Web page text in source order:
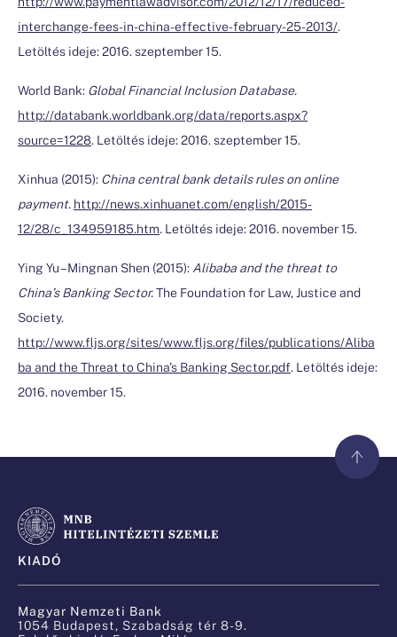
interchange-fees-in-china-effective-february-25-2013/.
Letöltés ideje: 2016. szeptember 15.
World Bank: Global Financial Inclusion Database.
http://databank.worldbank.org/data/reports.aspx?
source=1228. Letöltés ideje: 2016. szeptember 15.
Xinhua (2015): China central bank details rules on online
payment. http://news.xinhuanet.com/english/2015-
12/28/c_134959185.htm. Letöltés ideje: 2016. november 15.
Ying Yu – Mingnan Shen (2015): Alibaba and the threat to
China’s Banking Sector.The Foundation for Law, Justice and
Society.
http://www.fljs.org/sites/www.fljs.org/files/publications/Aliba
ba and the Threat to China's Banking Sector.pdf. Letöltés ideje:
2016. november 15.
KIADÓ
Magyar Nemzeti Bank
1054 Budapest, Szabadság tér 8-9.